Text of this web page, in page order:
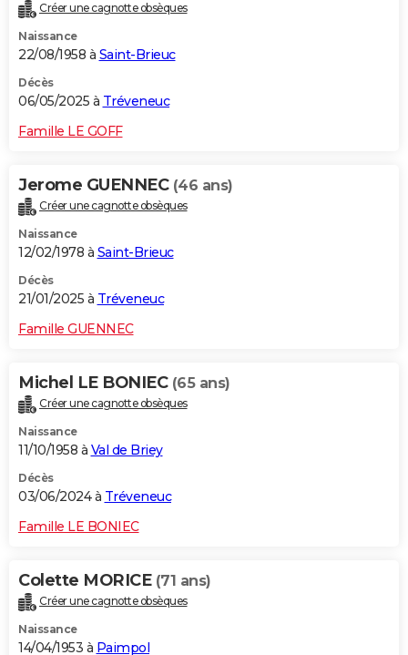
Créer une cagnotte obsèques
Naissance
22/08/1958 à Saint-Brieuc
Décès
06/05/2025 à Tréveneuc
Famille LE GOFF
Jerome GUENNEC (46 ans)
Créer une cagnotte obsèques
Naissance
12/02/1978 à Saint-Brieuc
Décès
21/01/2025 à Tréveneuc
Famille GUENNEC
Michel LE BONIEC (65 ans)
Créer une cagnotte obsèques
Naissance
11/10/1958 à Val de Briey
Décès
03/06/2024 à Tréveneuc
Famille LE BONIEC
Colette MORICE (71 ans)
Créer une cagnotte obsèques
Naissance
14/04/1953 à Paimpol